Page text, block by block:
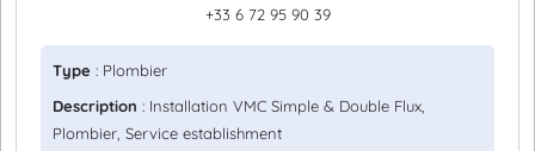
+33 6 72 95 90 39
Type : Plombier
Description : Installation VMC Simple & Double Flux,
Plombier, Service establishment